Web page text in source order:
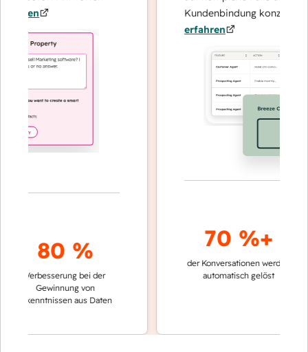
80 %
Verbesserung bei der
Gewinnung von
Erkenntnissen aus Daten
Kundenbindung
erfahren
70 %+
der Konversationen werden
automatisch gelöst